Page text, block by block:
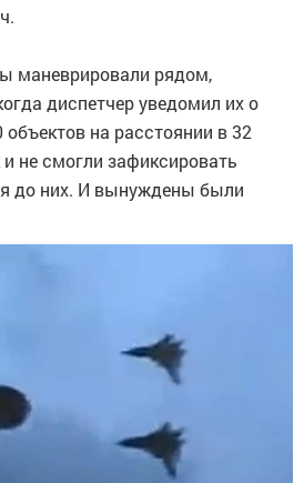
маневрировали рядом,
диспетчер уведомил их о
на расстоянии в 32
не смогли зафиксировать
до них. И вынуждены были